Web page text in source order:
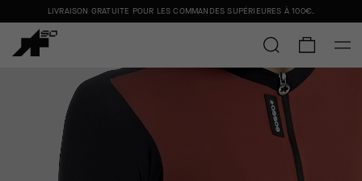
LIVRAISON GRATUITE POUR LES COMMANDES SUPÉRIEURES À 100€.